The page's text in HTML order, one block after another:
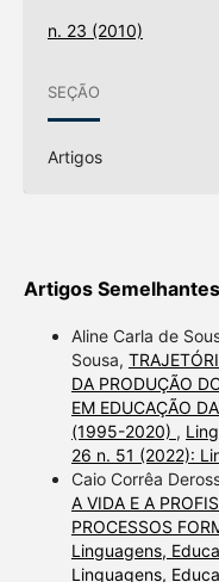
n. 23 (2010)
SEÇÃO
Artigos
Artigos Semelhantes
Aline Carla de
Sousa,
DA PRODUÇÃO
EM EDUCAÇÃO
(1995-2020) ,
26 n. 51 (2022):
Caio Corrêa
A VIDA E A
PROCESSOS
Linguagens,
Linguagens,